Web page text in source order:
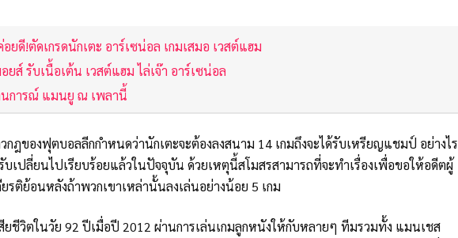
ดี!ตัดเกรดนักเตะ อาร์เซน่อล เกมเสมอ เวสต์แฮม
ส์ รับเนื้อเต้น เวสต์แฮม ไล่เจ๊า อาร์เซน่อล
นการณ์ แมนยู ณ เพลานี้
กฎของฟุตบอลลีกกำหนดว่านักเตะจะต้องลงสนาม 14 เกมถึงจะได้รับเหรียญแชมป์ อย่างไร
บเปลี่ยนไปเรียบร้อยแล้วในปัจจุบัน ด้วยเหตุนี้สโมสรสามารถที่จะทำเรื่องเพื่อขอให้อดีตผู้
ยรติย้อนหลังถ้าพวกเขาเหล่านั้นลงเล่นอย่างน้อย 5 เกม
ชีวิตในวัย 92 ปีเมื่อปี 2012 ผ่านการเล่นเกมลูกหนังให้กับหลายๆ ทีมรวมทั้ง แมนเชส